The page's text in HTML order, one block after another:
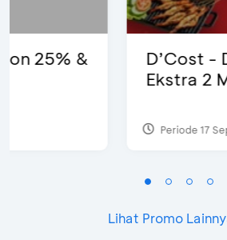
D’Cost - Diskon 50%
Ekstra 2 Minuman
Periode 17 Sep 2023
Lihat Promo